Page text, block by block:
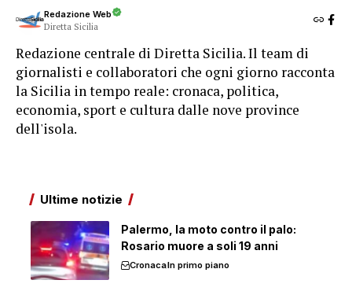
Redazione Web
Diretta Sicilia
Redazione centrale di Diretta Sicilia. Il team di
giornalisti e collaboratori che ogni giorno racconta
la Sicilia in tempo reale: cronaca, politica,
economia, sport e cultura dalle nove province
dell'isola.
Ultime notizie
Palermo, la moto contro il palo:
Rosario muore a soli 19 anni
CronacaIn primo piano